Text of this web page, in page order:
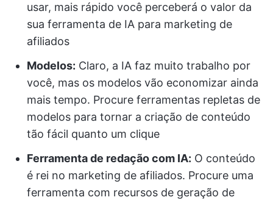
usar, mais rápido você perceberá o valor da
sua ferramenta de IA para marketing de
afiliados
Modelos: Claro, a IA faz muito trabalho por
você, mas os modelos vão economizar ainda
mais tempo. Procure ferramentas repletas de
modelos para tornar a criação de conteúdo
tão fácil quanto um clique
Ferramenta de redação com IA: O conteúdo
é rei no marketing de afiliados. Procure uma
ferramenta com recursos de geração de